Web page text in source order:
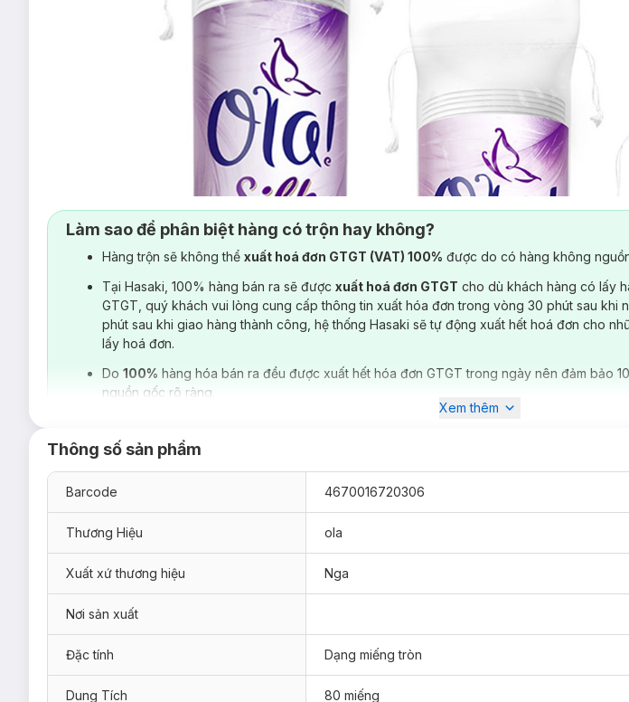
Hiện sản phẩm Bông Tẩy Trang Ola Silk
80 miếng
100 miếng
Làm sao để phân biệt hàng có trộn hay không?
Hàng trộn sẽ không thể xuất hoá đơn GTGT (VAT) 100% được do có hàng không
Tại Hasaki, 100% hàng bán ra sẽ được xuất hoá đơn GTGT cho dù khách hàng có lấy
GTGT, quý khách vui lòng cung cấp thông tin xuất hóa đơn trong vòng 30 phút sau khi
phút sau khi giao hàng thành công, hệ thống Hasaki sẽ tự động xuất hết hoá đơn cho
lấy hoá đơn.
Do 100% hàng hóa bán ra đều được xuất hết hóa đơn GTGT trong ngày nên đảm bảo
nguồn gốc rõ ràng.
Xem thêm
Thông số sản phẩm
Barcode 4670016720306
Thương Hiệu ola
Xuất xứ thương hiệu Nga
Nơi sản xuất
Đặc tính Dạng miếng tròn
Dung Tích 80 miếng